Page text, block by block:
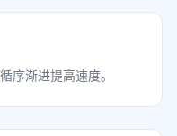
序渐进提高速度。